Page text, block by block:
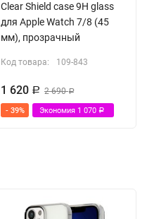
Clear Shield case 9H glass
для Apple Watch 7/8 (45
мм), прозрачный
Код товара: 109-843
1 620 Р 2 690Р
- 39% Экономия 1 070 Р